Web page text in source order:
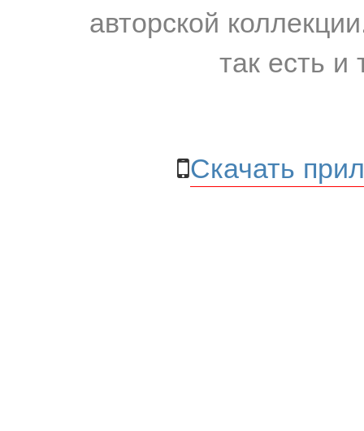
авторской
так есть и
Скачать